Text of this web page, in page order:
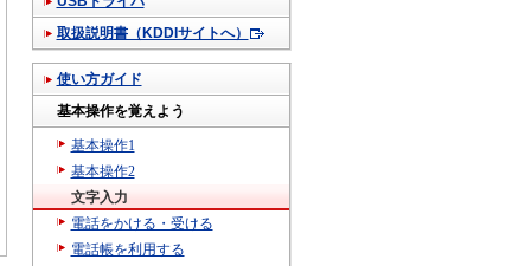
取扱説明書（KDDIサイトへ）
使い方ガイド
基本操作を覚えよう
基本操作1
基本操作2
文字入力
電話をかける・受ける
電話帳を利用する